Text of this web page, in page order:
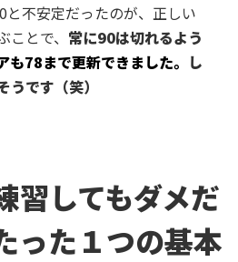
と不安定だったのが、正しい
とで、 常に90は切れるよう
も78まで更新できました。 し
です（笑）
習してもダメだ
った１つの基本